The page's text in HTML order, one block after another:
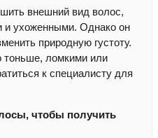
внешний вид волос,
и ухоженными. Однако он
природную густоту.
тоньше, ломкими или
к специалисту для
чтобы получить